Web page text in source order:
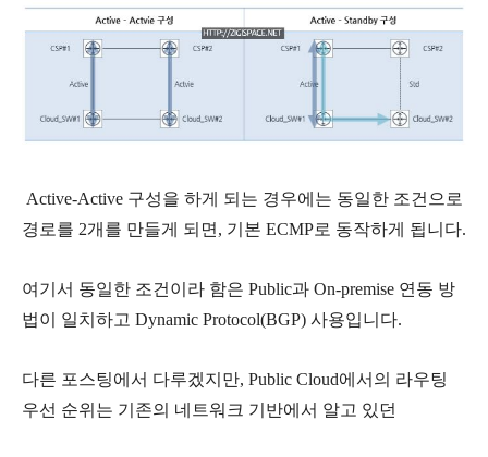
Active-Active 구성을 하게 되는 경우에는 동일한 조건으로
경로를 2개를 만들게 되면, 기본 ECMP로 동작하게 됩니다.
여기서 동일한 조건이라 함은 Public과 On-premise 연동 방
법이 일치하고 Dynamic Protocol(BGP) 사용입니다.
다른 포스팅에서 다루겠지만, Public Cloud에서의 라우팅
우선 순위는 기존의 네트워크 기반에서 알고 있던